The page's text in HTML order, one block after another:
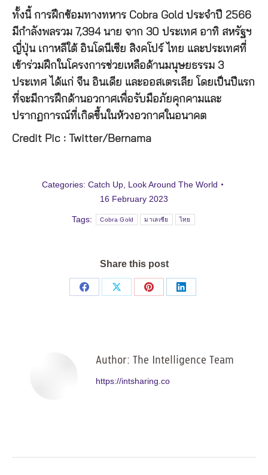
ทั้งนี้ การฝึกซ้อมทางทหาร Cobra Gold ประจำปี 2566
มีกำลังพลรวม 7,394 นาย จาก 30 ประเทศ อาทิ สหรัฐฯ
ญี่ปุ่น เกาหลีใต้ อินโดนีเซีย สิงคโปร์ ไทย และประเทศที่
เข้าร่วมฝึกในโครงการช่วยเหลือด้านมนุษยธรรม 3
ประเทศ ได้แก่ จีน อินเดีย และออสเตรเลีย โดยเป็นปีแรก
ที่จะมีการฝึกด้านอวกาศเพื่อรับมือภัยคุกคามและ
ปรากฏการณ์ที่เกิดขึ้นในห้วงอวกาศในอนาคต
Credit Pic : Twitter/Bernama
Categories: Catch Up, Look Around The World
16 February 2023
Tags: Cobra Gold มาเลเซีย ไทย
Share this post
Share
Share
Share
Share
Author: The Intelligence Team
https://intsharing.co